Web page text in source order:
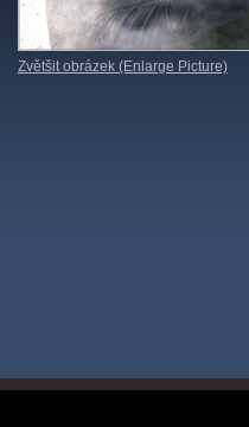
Zvětšit obrázek (Enlarge Picture)